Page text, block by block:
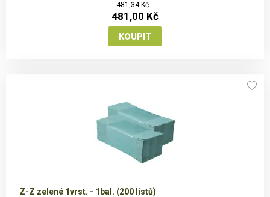
481,34 Kč
481,00 Kč
Z-Z zelené 1vrst. - 1bal. (200 listů)